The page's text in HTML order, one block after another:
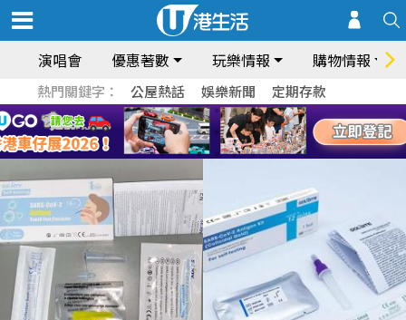
演唱會 優惠著數 玩樂情報 購物情報
熱門關鍵字： 公屋熱話 娛樂新聞 定期存款